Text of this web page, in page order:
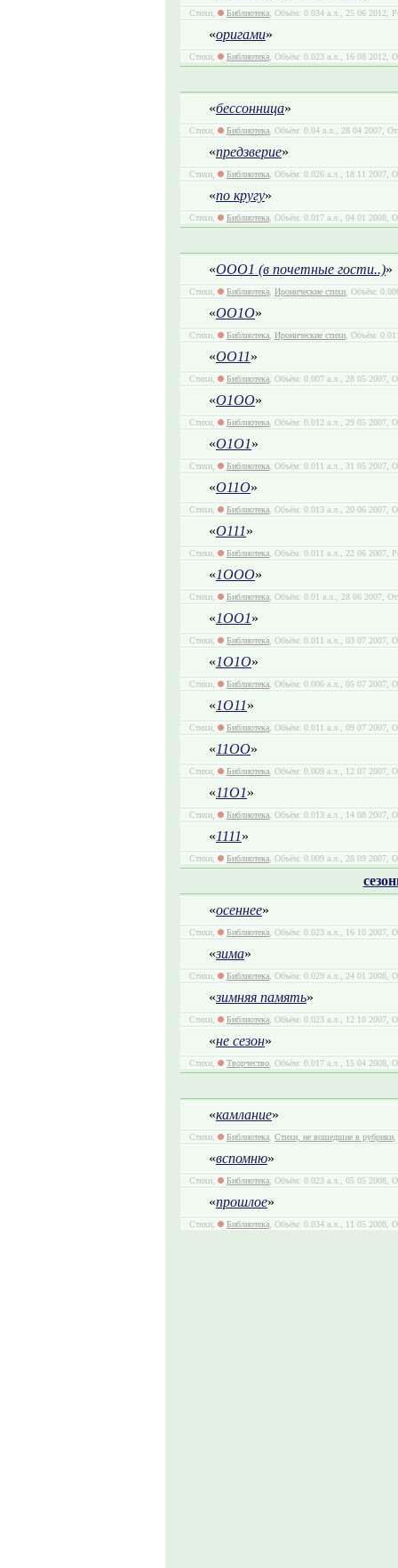
Стихи, Библиотека, Объём: 0.034 а.л., 25 06 2012,
«оригами»
Стихи, Библиотека, Объём: 0.023 а.л., 16 08 2012,
«бессонница»
Стихи, Библиотека, Объём: 0.04 а.л., 28 04 2007,
«предзверие»
Стихи, Библиотека, Объём: 0.026 а.л., 18 11 2007,
«по кругу»
Стихи, Библиотека, Объём: 0.017 а.л., 04 01 2008,
«ООО1 (в почетные гости..)»
Стихи, Библиотека, Иронические стихи, Объём:
«ОО1О»
Стихи, Библиотека, Иронические стихи, Объём:
«ОО11»
Стихи, Библиотека, Объём: 0.007 а.л., 28 05 2007,
«О1ОО»
Стихи, Библиотека, Объём: 0.012 а.л., 29 05 2007,
«О1О1»
Стихи, Библиотека, Объём: 0.011 а.л., 31 05 2007,
«О11О»
Стихи, Библиотека, Объём: 0.013 а.л., 20 06 2007,
«О111»
Стихи, Библиотека, Объём: 0.011 а.л., 22 06 2007,
«1ООО»
Стихи, Библиотека, Объём: 0.01 а.л., 28 06 2007,
«1ОО1»
Стихи, Библиотека, Объём: 0.011 а.л., 03 07 2007,
«1О1О»
Стихи, Библиотека, Объём: 0.006 а.л., 05 07 2007,
«1О11»
Стихи, Библиотека, Объём: 0.011 а.л., 09 07 2007,
«11ОО»
Стихи, Библиотека, Объём: 0.009 а.л., 12 07 2007,
«11О1»
Стихи, Библиотека, Объём: 0.013 а.л., 14 08 2007,
«1111»
Стихи, Библиотека, Объём: 0.009 а.л., 28 09 2007,
«осеннее»
Стихи, Библиотека, Объём: 0.023 а.л., 16 10 2007,
«зима»
Стихи, Библиотека, Объём: 0.029 а.л., 24 01 2008,
«зимняя память»
Стихи, Библиотека, Объём: 0.023 а.л., 12 10 2007,
«не сезон»
Стихи, Творчество, Объём: 0.017 а.л., 15 04 2008,
«камлание»
Стихи, Библиотека, Стихи, не вошедшие в рубрики,
«вспомню»
Стихи, Библиотека, Объём: 0.023 а.л., 05 05 2008,
«прошлое»
Стихи, Библиотека, Объём: 0.034 а.л., 11 05 2008,